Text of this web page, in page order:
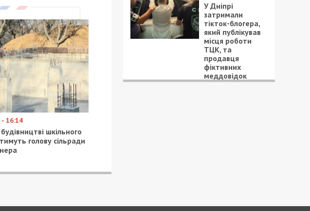
16:14
шкільного
голову сільради
У Дніпрі
затримали
тікток-блогера,
який публікував
місця роботи
ТЦК, та
продавця
фіктивних
меддовідок